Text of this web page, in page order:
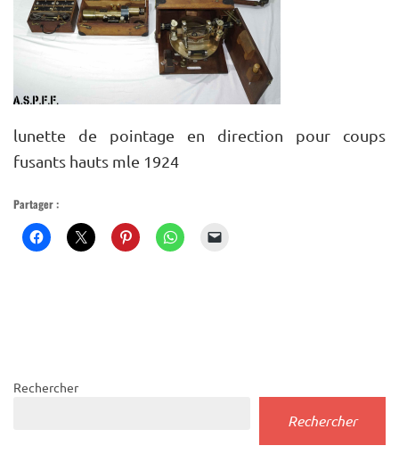
lunette de pointage en direction pour coups
fusants hauts mle 1924
Partager :
Rechercher
Rechercher